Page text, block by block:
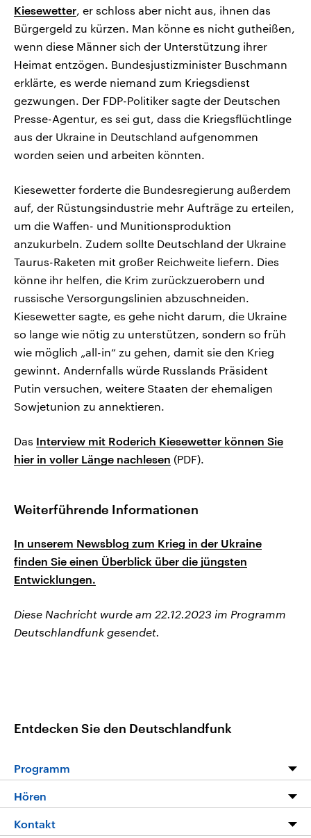
Kiesewetter, er schloss aber nicht aus, ihnen das
Bürgergeld zu kürzen. Man könne es nicht gutheißen,
wenn diese Männer sich der Unterstützung ihrer
Heimat entzögen. Bundesjustizminister Buschmann
erklärte, es werde niemand zum Kriegsdienst
gezwungen. Der FDP-Politiker sagte der Deutschen
Presse-Agentur, es sei gut, dass die Kriegsflüchtlinge
aus der Ukraine in Deutschland aufgenommen
worden seien und arbeiten könnten.
Kiesewetter forderte die Bundesregierung außerdem
auf, der Rüstungsindustrie mehr Aufträge zu erteilen,
um die Waffen- und Munitionsproduktion
anzukurbeln. Zudem sollte Deutschland der Ukraine
Taurus-Raketen mit großer Reichweite liefern. Dies
könne ihr helfen, die Krim zurückzuerobern und
russische Versorgungslinien abzuschneiden.
Kiesewetter sagte, es gehe nicht darum, die Ukraine
so lange wie nötig zu unterstützen, sondern so früh
wie möglich „all-in“ zu gehen, damit sie den Krieg
gewinnt. Andernfalls würde Russlands Präsident
Putin versuchen, weitere Staaten der ehemaligen
Sowjetunion zu annektieren.
Das Interview mit Roderich Kiesewetter können Sie
hier in voller Länge nachlesen (PDF).
Weiterführende Informationen
In unserem Newsblog zum Krieg in der Ukraine
finden Sie einen Überblick über die jüngsten
Entwicklungen.
Diese Nachricht wurde am 22.12.2023 im Programm
Deutschlandfunk gesendet.
Entdecken Sie den Deutschlandfunk
Programm
Programm
Hören
Livestream
Kontakt